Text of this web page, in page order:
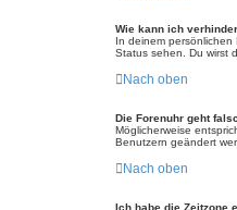
Wie kann ich
In deinem
Status sehen. Du wirst
Nach oben
Die Forenuhr geht
Möglicherweise
Benutzern geändert
Nach oben
Ich habe die Zeitzone